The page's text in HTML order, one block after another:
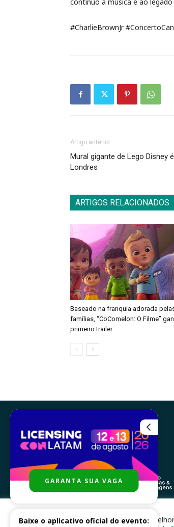
#CharlieBrownJr
Artigo anterior
Mural gigante de Lego Disney
Londres
ARTIGOS RELACIONADOS
Baseado na franquia adorada
famílias, “CoComelon: O Filme”
primeiro trailer
Para
GARANTA SUA VAGA
Baixe o aplicativo oficial do evento: